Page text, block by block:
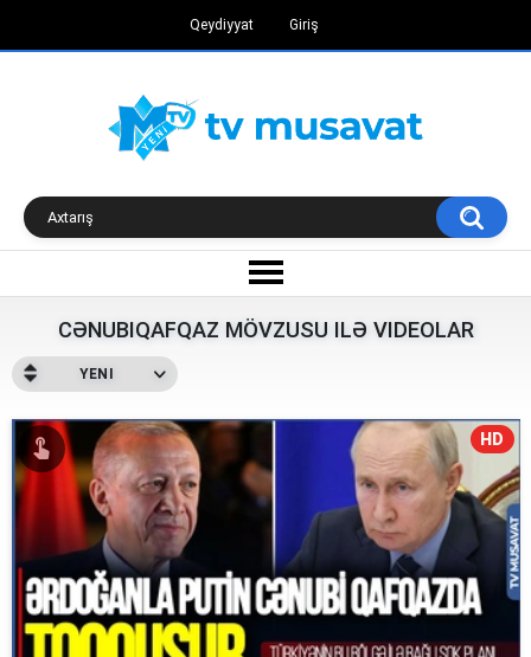
Qeydiyyat Giriş
CƏNUBIQAFQAZ MÖVZUSU ILƏ VIDEOLAR
YENI
HD